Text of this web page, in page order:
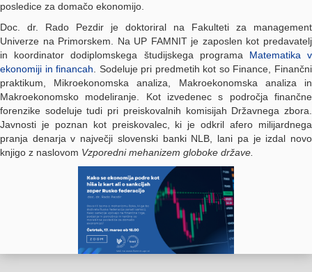
posledice za domačo ekonomijo.
Doc. dr. Rado Pezdir je doktoriral na Fakulteti za management
Univerze na Primorskem. Na UP FAMNIT je zaposlen kot predavatelj
in koordinator dodiplomskega študijskega programa Matematika v
ekonomiji in financah . Sodeluje pri predmetih kot so Finance, Finančni
praktikum, Mikroekonomska analiza, Makroekonomska analiza in
Makroekonomsko modeliranje. Kot izvedenec s področja finančne
forenzike sodeluje tudi pri preiskovalnih komisijah Državnega zbora.
Javnosti je poznan kot preiskovalec, ki je odkril afero milijardnega
pranja denarja v največji slovenski banki NLB, lani pa je izdal novo
knjigo z naslovom Vzporedni mehanizem globoke države.